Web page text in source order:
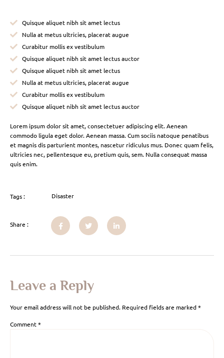
Quisque aliquet nibh sit amet lectus
Nulla at metus ultricies, placerat augue
Curabitur mollis ex vestibulum
Quisque aliquet nibh sit amet lectus auctor
Quisque aliquet nibh sit amet lectus
Nulla at metus ultricies, placerat augue
Curabitur mollis ex vestibulum
Quisque aliquet nibh sit amet lectus auctor
Lorem ipsum dolor sit amet, consectetuer adipiscing elit. Aenean
commodo ligula eget dolor. Aenean massa. Cum sociis natoque penatibus
et magnis dis parturient montes, nascetur ridiculus mus. Donec quam felis,
ultricies nec, pellentesque eu, pretium quis, sem. Nulla consequat massa
quis enim.
Tags : Disaster
Share :
Leave a Reply
Your email address will not be published. Required fields are marked*
Comment*